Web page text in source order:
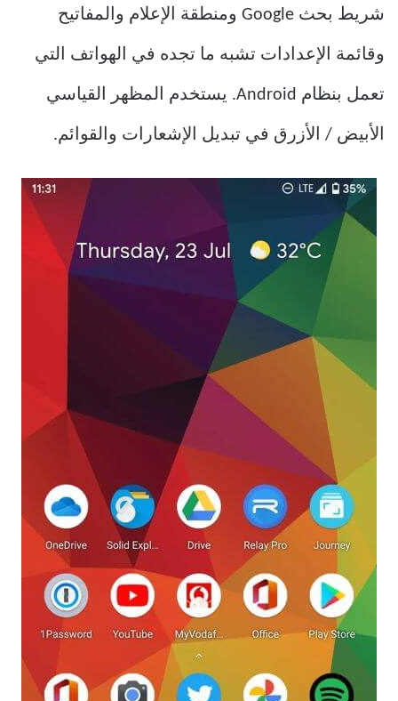
شريط بحث Google ومنطقة الإعلام والمفاتيح
وقائمة الإعدادات تشبه ما تجده في الهواتف التي
تعمل بنظام Android. يستخدم المظهر القياسي
الأبيض / الأزرق في تبديل الإشعارات والقوائم.